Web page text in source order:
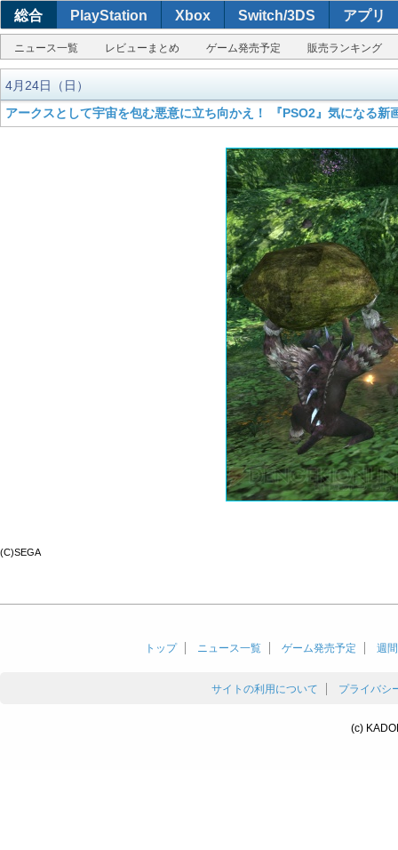
総合 PlayStation Xbox Switch/3DS アプリ
ニュース一覧 レビューまとめ ゲーム発売予定 販売ランキング
4月24日（日）
アークスとして宇宙を包む悪意に立ち向かえ！ 『PSO2』気になる新
(C)SEGA
トップ ニュース一覧 ゲーム発売予定 週
サイトの利用について プライバシ
(c)